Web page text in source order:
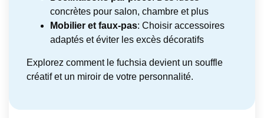
concrètes pour salon, chambre et plus
Mobilier et faux-pas: Choisir accessoires
adaptés et éviter les excès décoratifs
Explorez comment le fuchsia devient un souffle
créatif et un miroir de votre personnalité.